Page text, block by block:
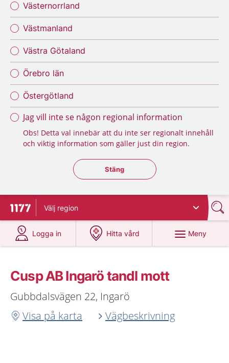
Västernorrland
Västmanland
Västra Götaland
Örebro län
Östergötland
Jag vill inte se någon regional information
Obs! Detta val innebär att du inte ser regionalt innehåll
och viktig information som gäller just din region.
Stäng regionsväljaren
Stäng
Till startsidan för 1177
Välj region
Logga in
på 1177.se
Hitta vård
på 1177.se
Meny
Cusp AB Ingarö tandl mott
Gubbdalsvägen 22, Ingarö
Visa på karta
Vägbeskrivning